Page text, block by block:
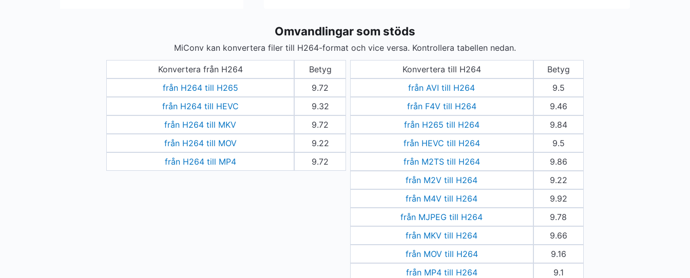
Omvandlingar som stöds
MiConv kan konvertera filer till H264-format och vice versa. Kontrollera tabellen nedan.
Konvertera från H264
Betyg
från H264 till H265
9.72
från H264 till HEVC
9.32
från H264 till MKV
9.72
från H264 till MOV
9.22
från H264 till MP4
9.72
Konvertera till H264
Betyg
från AVI till H264
9.5
från F4V till H264
9.46
från H265 till H264
9.84
från HEVC till H264
9.5
från M2TS till H264
9.86
från M2V till H264
9.22
från M4V till H264
9.92
från MJPEG till H264
9.78
från MKV till H264
9.66
från MOV till H264
9.16
från MP4 till H264
9.1